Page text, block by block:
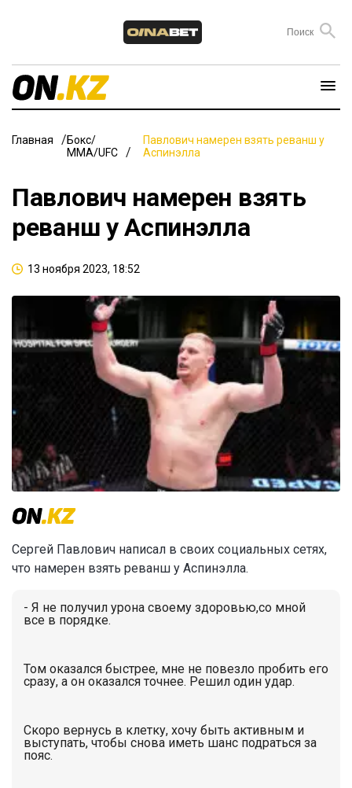
Главная
Бокс/
ММА/UFC
Павлович намерен взять реванш у
Аспинэлла
Павлович намерен взять
реванш у Аспинэлла
13 ноября 2023, 18:52
Сергей Павлович написал в своих социальных сетях,
что намерен взять реванш у Аспинэлла.
- Я не получил урона своему здоровью,со мной
все в порядке.
Том оказался быстрее, мне не повезло пробить его
сразу, а он оказался точнее. Решил один удар.
Скоро вернусь в клетку, хочу быть активным и
выступать, чтобы снова иметь шанс подраться за
пояс.